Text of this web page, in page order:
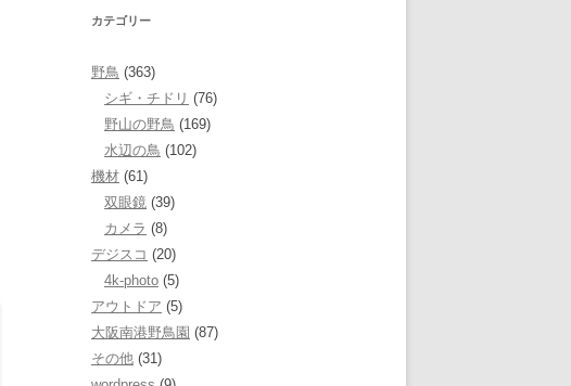
カテゴリー
野鳥 (363)
シギ・チドリ (76)
野山の野鳥 (169)
水辺の鳥 (102)
機材 (61)
双眼鏡 (39)
カメラ (8)
デジスコ (20)
4k-photo (5)
アウトドア (5)
大阪南港野鳥園 (87)
その他 (31)